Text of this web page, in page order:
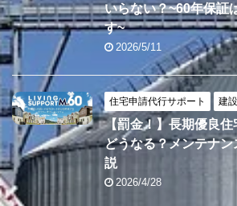
いらない？~60年保証
す~
2026/5/11
住宅申請代行サポート 建
【罰金！】長期優良
どうなる？メンテナ
説
2026/4/28